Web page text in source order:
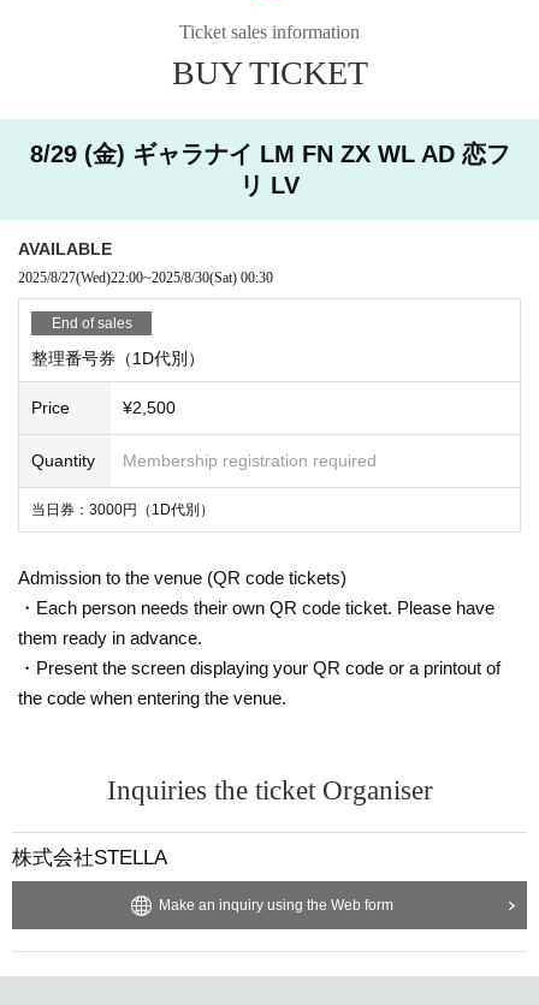
※男性の方の入場を禁止いたします。
ライブ中の撮影・録画を禁止いたします。
Ticket sales information
BUY TICKET
8/29 (金) ギャラナイ LM FN ZX WL AD 恋フ
リ LV
AVAILABLE
2025/8/27(Wed)22:00~2025/8/30(Sat) 00:30
End of sales
整理番号券（1D代別）
Price ¥2,500
Quantity Membership registration required
当日券：3000円（1D代別）
Admission to the venue (QR code tickets)
・Each person needs their own QR code ticket. Please have
them ready in advance.
・Present the screen displaying your QR code or a printout of
the code when entering the venue.
Inquiries the ticket Organiser
株式会社STELLA
Make an inquiry using the Web form